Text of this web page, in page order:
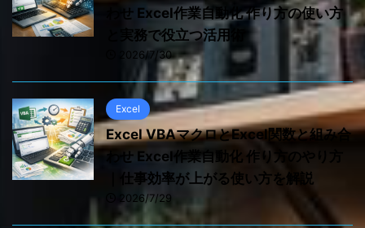
わせ Excel作業自動化 作り方の使い方
と実務で役立つ活用術
2026/7/30
Excel
Excel VBAマクロとExcel関数と組み合
わせ Excel作業自動化 作り方のやり方
｜仕事効率が上がる使い方を解説
2026/7/29